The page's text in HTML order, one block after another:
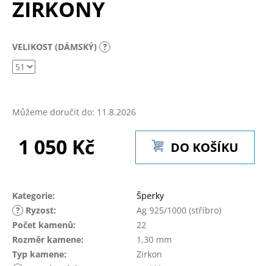
ZIRKONY
VELIKOST (DÁMSKÝ) ?
Můžeme doručit do: 11.8.2026
1 050 Kč DO KOŠÍKU
Kategorie:
Šperky
? Ryzost:
Ag 925/1000 (stříbro)
Počet kamenů:
22
Rozměr kamene:
1,30 mm
Typ kamene:
Zirkon
a
í
t
?
HLEDAT
D
o
p
o
r
u